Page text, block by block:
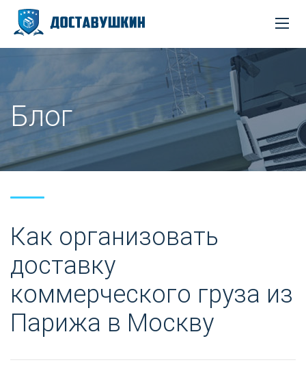
Блог
Как организовать
доставку
коммерческого груза из
Парижа в Москву